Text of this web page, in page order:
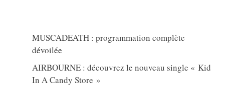
MUSCADEATH : programmation complète
dévoilée
AIRBOURNE : découvrez le nouveau single « Kid
In A Candy Store »